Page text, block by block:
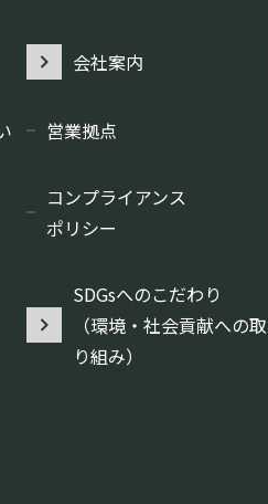
会社案内
営業拠点
コンプライアンス
ポリシー
SDGsへのこだわり
（環境・社会貢献への取
り組み）